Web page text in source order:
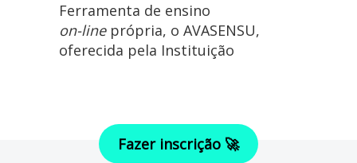
Ferramenta de ensino
on-lineprópria, o AVASENSU,
oferecida pela Instituição
Fazer inscrição 🚀